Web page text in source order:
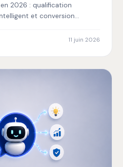
2026 : qualification
et conversion
11 juin 2026